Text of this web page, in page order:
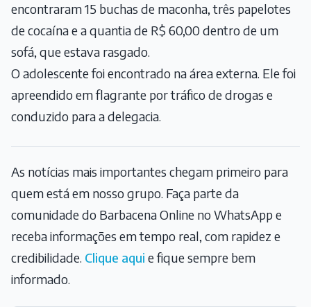
encontraram 15 buchas de maconha, três papelotes
de cocaína e a quantia de R$ 60,00 dentro de um
sofá, que estava rasgado.
O adolescente foi encontrado na área externa. Ele foi
apreendido em flagrante por tráfico de drogas e
conduzido para a delegacia.
As notícias mais importantes chegam primeiro para
quem está em nosso grupo. Faça parte da
comunidade do Barbacena Online no WhatsApp e
receba informações em tempo real, com rapidez e
credibilidade. Clique aqui e fique sempre bem
informado.